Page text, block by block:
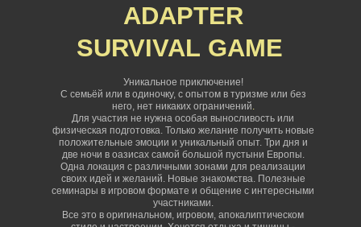
ADAPTER
SURVIVAL GAME
Уникальное приключение!
С семьёй или в одиночку, с опытом в туризме или без
него, нет никаких ограничений.
Для участия не нужна особая выносливость или
физическая подготовка. Только желание получить новые
положительные эмоции и уникальный опыт. Три дня и
две ночи в оазисах самой большой пустыни Европы.
Одна локация с различными зонами для реализации
своих идей и желаний. Новые знакомства. Полезные
семинары в игровом формате и общение с интересными
участниками.
Все это в оригинальном, игровом, апокалиптическом